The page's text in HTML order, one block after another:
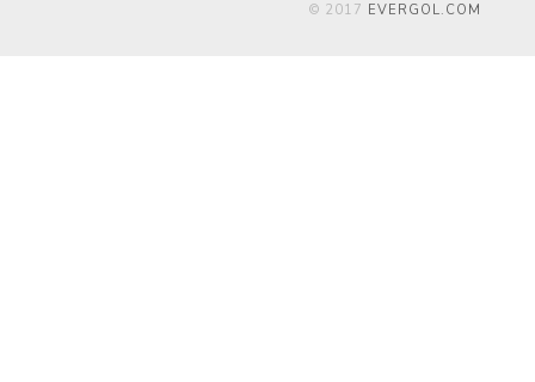
© 2017 EVERGOL.COM